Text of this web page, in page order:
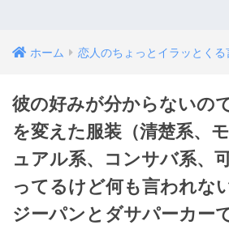
ホーム 恋人のちょっとイラッとくる
彼の好みが分からないの
を変えた服装（清楚系、
ュアル系、コンサバ系、
ってるけど何も言われな
ジーパンとダサパーカー